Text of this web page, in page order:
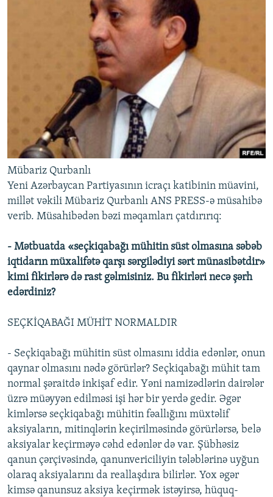
AZƏRBAYCAN ƏDƏBIYYATI KITABXANASI
İSLAM VƏ DEMOKRATIYA
İZ - MƏDƏNIYYƏT PROQRAMI
PEŞƏ ETIKASI VƏ JURNALISTIKA STANDARTLARIMIZ
MATERIALLARIMIZDAN ISTIFADƏ
AZADLIQRADIOSU MOBIL TELEFONUNUZDA
BIZIMLƏ ƏLAQƏ
XƏBƏR BÜLLETENLƏRIMIZ
RFE/RL-in bütün saytları
Mübariz Qurbanlı
Yeni Azərbaycan Partiyasının icraçı katibinin müavini,
millət vəkili Mübariz Qurbanlı ANS PRESS-ə müsahibə
verib. Müsahibədən bəzi məqamları çatdırırıq:
- Mətbuatda «seçkiqabağı mühitin süst olmasına səbəb
iqtidarın müxalifətə qarşı sərgilədiyi sərt münasibətdir»
kimi fikirlərə də rast gəlmisiniz. Bu fikirləri necə şərh
edərdiniz?
SEÇKİQABAĞI MÜHİT NORMALDIR
- Seçkiqabağı mühitin süst olmasını iddia edənlər, onun
qaynar olmasını nədə görürlər? Seçkiqabağı mühit tam
normal şəraitdə inkişaf edir. Yəni namizədlərin dairələr
üzrə müəyyən edilməsi işi hər bir yerdə gedir. Əgər
kimlərsə seçkiqabağı mühitin fəallığını müxtəlif
aksiyaların, mitinqlərin keçirilməsində görürlərsə, belə
aksiyalar keçirməyə cəhd edənlər də var. Şübhəsiz
qanun çərçivəsində, qanunvericiliyin tələblərinə uyğun
olaraq aksiyalarını da reallaşdıra bilirlər. Yox əgər
kimsə qanunsuz aksiya keçirmək istəyirsə, hüquq-